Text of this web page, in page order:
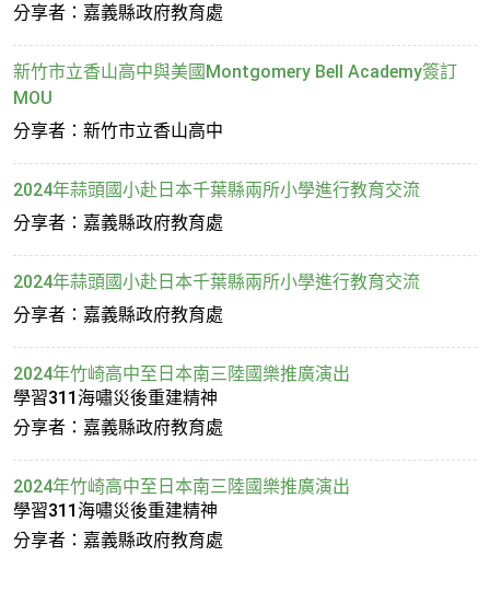
分享者：嘉義縣政府教育處
新竹市立香山高中與美國Montgomery Bell Academy簽訂
MOU
分享者：新竹市立香山高中
2024年蒜頭國小赴日本千葉縣兩所小學進行教育交流
分享者：嘉義縣政府教育處
2024年蒜頭國小赴日本千葉縣兩所小學進行教育交流
分享者：嘉義縣政府教育處
2024年竹崎高中至日本南三陸國樂推廣演出
學習311海嘯災後重建精神
分享者：嘉義縣政府教育處
2024年竹崎高中至日本南三陸國樂推廣演出
學習311海嘯災後重建精神
分享者：嘉義縣政府教育處